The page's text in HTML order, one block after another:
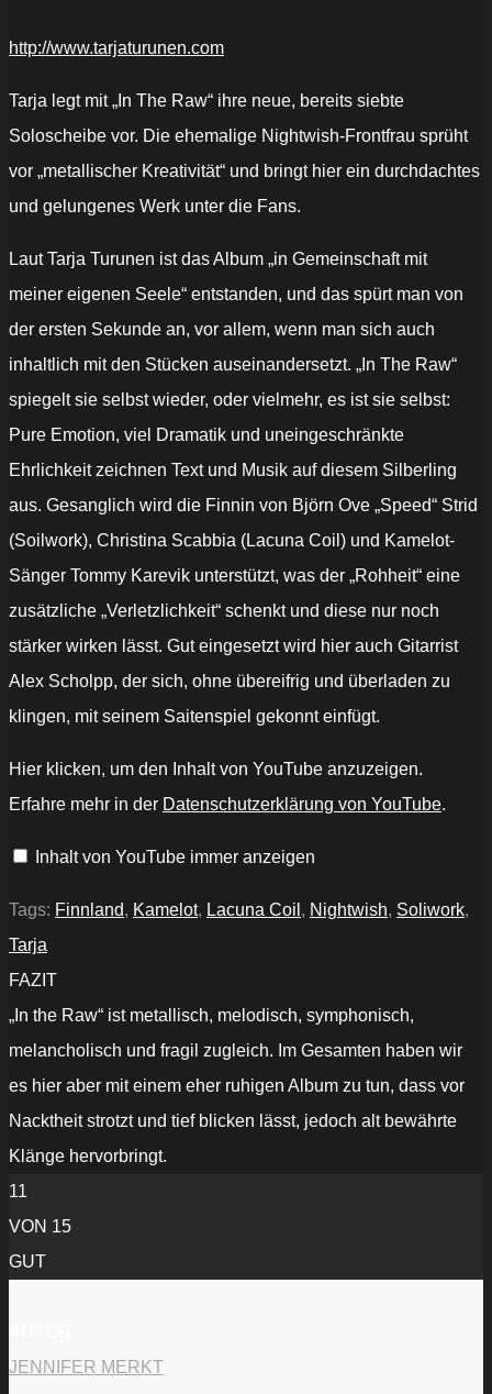
http://www.tarjaturunen.com
Tarja legt mit „In The Raw“ ihre neue, bereits siebte
Soloscheibe vor. Die ehemalige Nightwish-Frontfrau sprüht
vor „metallischer Kreativität“ und bringt hier ein durchdachtes
und gelungenes Werk unter die Fans.
Laut Tarja Turunen ist das Album „in Gemeinschaft mit
meiner eigenen Seele“ entstanden, und das spürt man von
der ersten Sekunde an, vor allem, wenn man sich auch
inhaltlich mit den Stücken auseinandersetzt. „In The Raw“
spiegelt sie selbst wieder, oder vielmehr, es ist sie selbst:
Pure Emotion, viel Dramatik und uneingeschränkte
Ehrlichkeit zeichnen Text und Musik auf diesem Silberling
aus. Gesanglich wird die Finnin von Björn Ove „Speed“ Strid
(Soilwork), Christina Scabbia (Lacuna Coil) und Kamelot-
Sänger Tommy Karevik unterstützt, was der „Rohheit“ eine
zusätzliche „Verletzlichkeit“ schenkt und diese nur noch
stärker wirken lässt. Gut eingesetzt wird hier auch Gitarrist
Alex Scholpp, der sich, ohne übereifrig und überladen zu
klingen, mit seinem Saitenspiel gekonnt einfügt.
„Tarja
"Tears
Rain"
Video“
anzeigen
Hier klicken, um den Inhalt von YouTube anzuzeigen.
Erfahre mehr in der Datenschutzerklärung von YouTube.
Inhalt von YouTube immer anzeigen
Tags: Finnland, Kamelot, Lacuna Coil , Nightwish, Soliwork,
Tarja
FAZIT
„In the Raw“ ist metallisch, melodisch, symphonisch,
melancholisch und fragil zugleich. Im Gesamten haben wir
es hier aber mit einem eher ruhigen Album zu tun, dass vor
Nacktheit strotzt und tief blicken lässt, jedoch alt bewährte
Klänge hervorbringt.
11
VON 15
GUT
JENNIFER MERKT